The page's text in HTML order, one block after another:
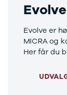
Evolve
Evolve er
MICRA og
Her får du